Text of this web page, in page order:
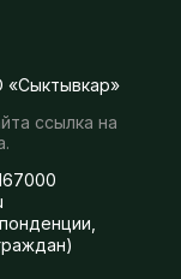
ссылка на